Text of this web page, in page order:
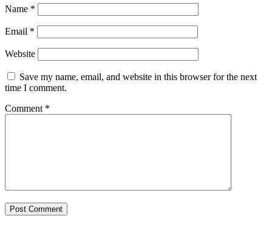
Name *
Email *
Website
Save my name, email, and website in this browser for the next
time I comment.
Comment *